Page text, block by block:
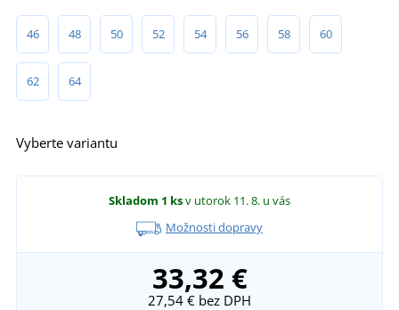
46 48 50 52 54 56 58 60
62 64
Vyberte variantu
Skladom 1 ksv utorok 11. 8. u vás
Možnosti dopravy
33,32 €
27,54 € bez DPH